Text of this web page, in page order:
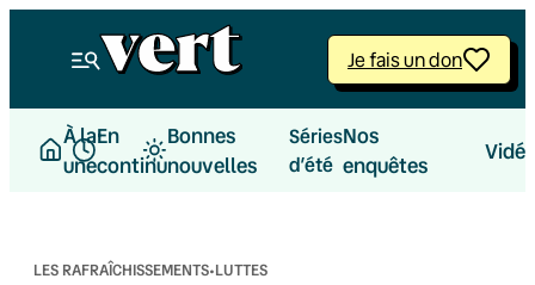
Je fais un don
À la
une
En
continu
Bonnes
nouvelles
Séries
d’été
Nos
enquêtes
LES RAFRAÎCHISSEMENTS·LUTTES